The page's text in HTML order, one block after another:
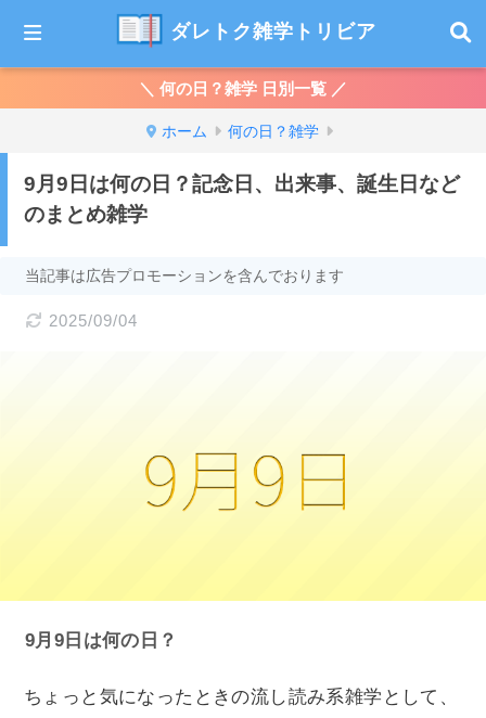
ダレトク雑学トリビア
＼ 何の日？雑学 日別一覧 ／
ホーム 何の日？雑学
9月9日は何の日？記念日、出来事、誕生日など
のまとめ雑学
当記事は広告プロモーションを含んでおります
2025/09/04
9月9日は何の日？
ちょっと気になったときの流し読み系雑学として、